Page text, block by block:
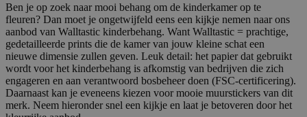
Ben je op zoek naar mooi behang om de kinderkamer op te
fleuren? Dan moet je ongetwijfeld eens een kijkje nemen naar ons
aanbod van Walltastic kinderbehang. Want Walltastic = prachtige,
gedetailleerde prints die de kamer van jouw kleine schat een
nieuwe dimensie zullen geven. Leuk detail: het papier dat gebruikt
wordt voor het kinderbehang is afkomstig van bedrijven die zich
engageren en aan verantwoord bosbeheer doen (FSC-certificering).
Daarnaast kan je eveneens kiezen voor mooie muurstickers van dit
merk. Neem hieronder snel een kijkje en laat je betoveren door het